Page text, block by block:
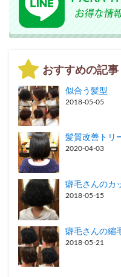
おすすめの記事
似合う髪型
2018-05-05
髪質改善トリ
2020-04-03
癖毛さんのカ
2018-05-15
癖毛さんの
2018-05-21